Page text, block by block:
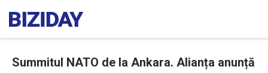
Summitul NATO de la Ankara. Alianța anunță